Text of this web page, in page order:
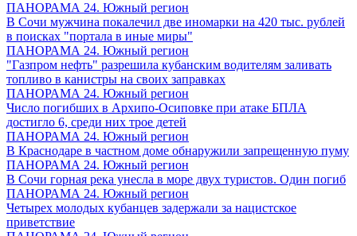
ПАНОРАМА 24. Южный регион
В Сочи мужчина покалечил две иномарки на 420 тыс. рублей
в поисках "портала в иные миры"
ПАНОРАМА 24. Южный регион
"Газпром нефть" разрешила кубанским водителям заливать
топливо в канистры на своих заправках
ПАНОРАМА 24. Южный регион
Число погибших в Архипо-Осиповке при атаке БПЛА
достигло 6, среди них трое детей
ПАНОРАМА 24. Южный регион
В Краснодаре в частном доме обнаружили запрещенную пуму
ПАНОРАМА 24. Южный регион
В Сочи горная река унесла в море двух туристов. Один погиб
ПАНОРАМА 24. Южный регион
Четырех молодых кубанцев задержали за нацистское
приветствие